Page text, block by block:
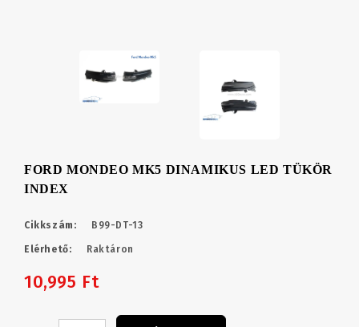
FORD MONDEO MK5 DINAMIKUS LED TÜKÖR
INDEX
Cikkszám: B99-DT-13
Elérhető: Raktáron
10,995 Ft